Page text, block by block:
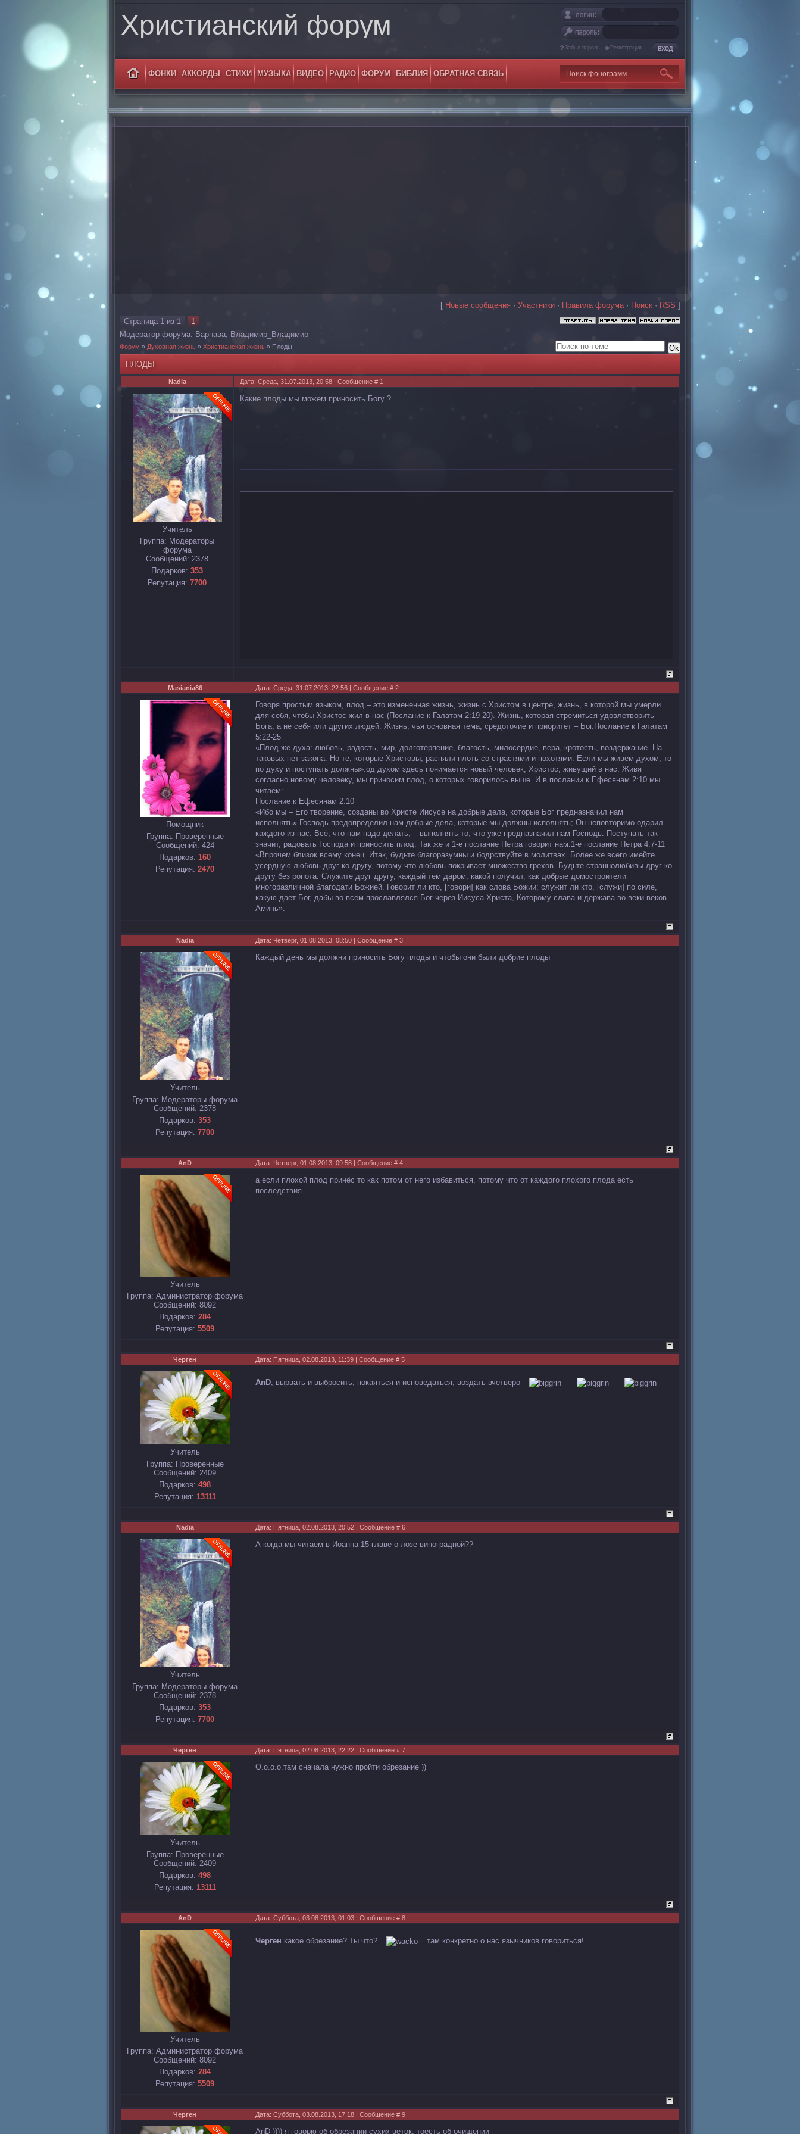
Христианский форум
Забыл пароль Регистрация
ФОНКИ АККОРДЫ СТИХИ МУЗЫКА ВИДЕО РАДИО ФОРУМ БИБЛИЯ ОБРАТНАЯ СВЯЗЬ
[ Новые сообщения · Участники · Правила форума· Поиск · RSS ]
Страница 1 из 1
1
Модератор форума: Варнава, Владимир_Владимир
Форум » Духовная жизнь » Христианская жизнь » Плоды
ПЛОДЫ
Nadia Дата: Среда, 31.07.2013, 20:58 | Сообщение # 1
Учитель
Группа: Модераторы
форума
Сообщений: 2378
Подарков: 353
Репутация: 7700
Какие плоды мы можем приносить Богу ?
Masiania86 Дата: Среда, 31.07.2013, 22:56 | Сообщение # 2
Помощник
Группа: Проверенные
Сообщений: 424
Подарков: 160
Репутация: 2470
Говоря простым языком, плод – это измененная жизнь, жизнь с Христом в центре, жизнь, в которой мы умерли
для себя, чтобы Христос жил в нас (Послание к Галатам 2:19-20). Жизнь, которая стремиться удовлетворить
Бога, а не себя или других людей. Жизнь, чья основная тема, средоточие и приоритет – Бог.Послание к Галатам
5:22-25
«Плод же духа: любовь, радость, мир, долготерпение, благость, милосердие, вера, кротость, воздержание. На
таковых нет закона. Но те, которые Христовы, распяли плоть со страстями и похотями. Если мы живем духом, то
по духу и поступать должны».од духом здесь понимается новый человек, Христос, живущий в нас. Живя
согласно новому человеку, мы приносим плод, о которых говорилось выше. И в послании к Ефесянам 2:10 мы
читаем:
Послание к Ефесянам 2:10
«Ибо мы – Его творение, созданы во Христе Иисусе на добрые дела, которые Бог предназначил нам
исполнять».Господь предопределил нам добрые дела, которые мы должны исполнять; Он неповторимо одарил
каждого из нас. Всё, что нам надо делать, – выполнять то, что уже предназначил нам Господь. Поступать так –
значит, радовать Господа и приносить плод. Так же и 1-е послание Петра говорит нам:1-е послание Петра 4:7-11
«Впрочем близок всему конец. Итак, будьте благоразумны и бодрствуйте в молитвах. Более же всего имейте
усердную любовь друг ко другу, потому что любовь покрывает множество грехов. Будьте страннолюбивы друг ко
другу без ропота. Служите друг другу, каждый тем даром, какой получил, как добрые домостроители
многоразличной благодати Божией. Говорит ли кто, [говори] как слова Божии; служит ли кто, [служи] по силе,
какую дает Бог, дабы во всем прославлялся Бог через Иисуса Христа, Которому слава и держава во веки веков.
Аминь».
Nadia Дата: Четверг, 01.08.2013, 08:50 | Сообщение # 3
Учитель
Группа: Модераторы форума
Сообщений: 2378
Подарков: 353
Репутация: 7700
Каждый день мы должни приносить Богу плоды и чтобы они были добрие плоды
AnD Дата: Четверг, 01.08.2013, 09:58 | Сообщение # 4
Учитель
Группа: Администратор форума
Сообщений: 8092
Подарков: 284
Репутация: 5509
а если плохой плод принëс то как потом от него избавиться, потому что от каждого плохого плода есть
последствия....
Черген Дата: Пятница, 02.08.2013, 11:39 | Сообщение # 5
Учитель
Группа: Проверенные
Сообщений: 2409
Подарков: 498
Репутация: 13111
AnD, вырвать и выбросить, покаяться и исповедаться, воздать вчетверо
Nadia Дата: Пятница, 02.08.2013, 20:52 | Сообщение # 6
Учитель
Группа: Модераторы форума
Сообщений: 2378
Подарков: 353
Репутация: 7700
А когда мы читаем в Иоaнна 15 главе o лозе виноградной??
Черген Дата: Пятница, 02.08.2013, 22:22 | Сообщение # 7
Учитель
Группа: Проверенные
Сообщений: 2409
Подарков: 498
Репутация: 13111
О.о.о.о.там сначала нужно пройти обрезание ))
AnD Дата: Суббота, 03.08.2013, 01:03 | Сообщение # 8
Учитель
Группа: Администратор форума
Сообщений: 8092
Подарков: 284
Репутация: 5509
Черген какое обрезание? Ты что? там конкретно о нас язычников говориться!
Черген Дата: Суббота, 03.08.2013, 17:18 | Сообщение # 9
АnD )))) я говорю об обрезании сухих веток, тоесть об очищении